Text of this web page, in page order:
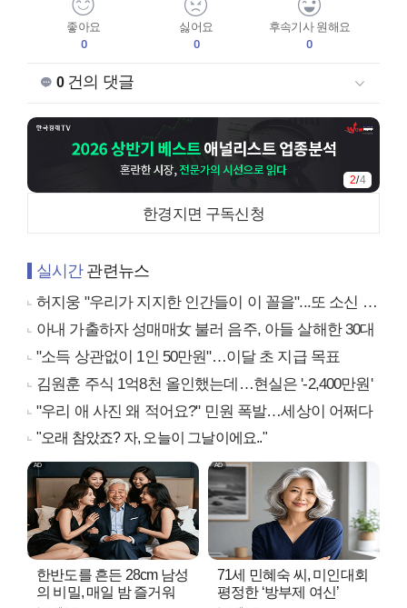
좋아요
0
싫어요
0
후속기사 원해요
0
0건의 댓글
2/4
한경지면 구독신청
실시간관련뉴스
허지웅 "우리가 지지한 인간들이 이 꼴을"...또 소신 발언
아내 가출하자 성매매女 불러 음주, 아들 살해한 30대
"소득 상관없이 1인 50만원"…이달 초 지급 목표
김원훈 주식 1억8천 올인했는데…현실은 '-2,400만원'
"우리 애 사진 왜 적어요?" 민원 폭발…세상이 어쩌다
"오래 참았죠? 자, 오늘이 그날이에요.."
한반도를 흔든 28cm 남성
의 비밀, 매일 밤 즐거워
71세 민혜숙 씨, 미인대회
평정한 ‘방부제 여신’